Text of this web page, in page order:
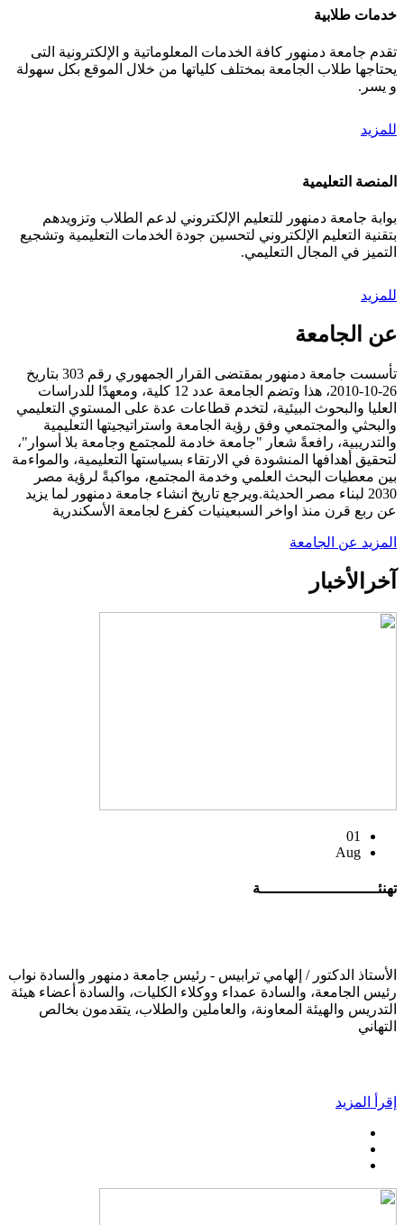
خدمات طلابية
تقدم جامعة دمنهور كافة الخدمات المعلوماتية و الإلكترونية التى
يحتاجها طلاب الجامعة بمختلف كلياتها من خلال الموقع بكل سهولة
و يسر.
للمزيد
المنصة التعليمية
بوابة جامعة دمنهور للتعليم الإلكتروني لدعم الطلاب وتزويدهم
بتقنية التعليم الإلكتروني لتحسين جودة الخدمات التعليمية وتشجيع
التميز في المجال التعليمي.
للمزيد
عن الجامعة
تأسست جامعة دمنهور بمقتضى القرار الجمهوري رقم 303 بتاريخ
26-10-2010، هذا وتضم الجامعة عدد 12 كلية، ومعهدًا للدراسات
العليا والبحوث البيئية، لتخدم قطاعات عدة على المستوي التعليمي
والبحثي والمجتمعي وفق رؤية الجامعة واستراتيجيتها التعليمية
والتدريبية، رافعةً شعار "جامعة خادمة للمجتمع وجامعة بلا أسوار"،
لتحقيق أهدافها المنشودة في الارتقاء بسياستها التعليمية، والمواءمة
بين معطيات البحث العلمي وخدمة المجتمع، مواكبةً لرؤية مصر
2030 لبناء مصر الحديثة.ويرجع تاريخ انشاء جامعة دمنهور لما يزيد
عن ربع قرن منذ اواخر السبعينيات كفرع لجامعة الأسكندرية
المزيد عن الجامعة
آخر الأخبار
01
Aug
تهنئــــــــــــــــــــــــــة
الأستاذ الدكتور / إلهامي ترابيس - رئيس جامعة دمنهور والسادة نواب
رئيس الجامعة، والسادة عمداء ووكلاء الكليات، والسادة أعضاء هيئة
التدريس والهيئة المعاونة، والعاملين والطلاب، يتقدمون بخالص
التهاني
إقرأ المزيد